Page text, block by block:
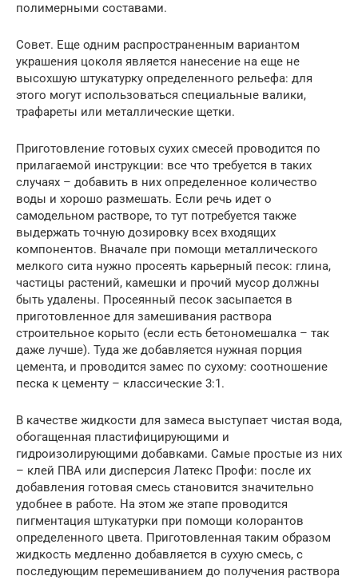
полимерными составами.
Совет. Еще одним распространенным вариантом
украшения цоколя является нанесение на еще не
высохшую штукатурку определенного рельефа: для
этого могут использоваться специальные валики,
трафареты или металлические щетки.
Приготовление готовых сухих смесей проводится по
прилагаемой инструкции: все что требуется в таких
случаях – добавить в них определенное количество
воды и хорошо размешать. Если речь идет о
самодельном растворе, то тут потребуется также
выдержать точную дозировку всех входящих
компонентов. Вначале при помощи металлического
мелкого сита нужно просеять карьерный песок: глина,
частицы растений, камешки и прочий мусор должны
быть удалены. Просеянный песок засыпается в
приготовленное для замешивания раствора
строительное корыто (если есть бетономешалка – так
даже лучше). Туда же добавляется нужная порция
цемента, и проводится замес по сухому: соотношение
песка к цементу – классические 3:1.
В качестве жидкости для замеса выступает чистая вода,
обогащенная пластифицирующими и
гидроизолирующими добавками. Самые простые из них
– клей ПВА или дисперсия Латекс Профи: после их
добавления готовая смесь становится значительно
удобнее в работе. На этом же этапе проводится
пигментация штукатурки при помощи колорантов
определенного цвета. Приготовленная таким образом
жидкость медленно добавляется в сухую смесь, с
последующим перемешиванием до получения раствора